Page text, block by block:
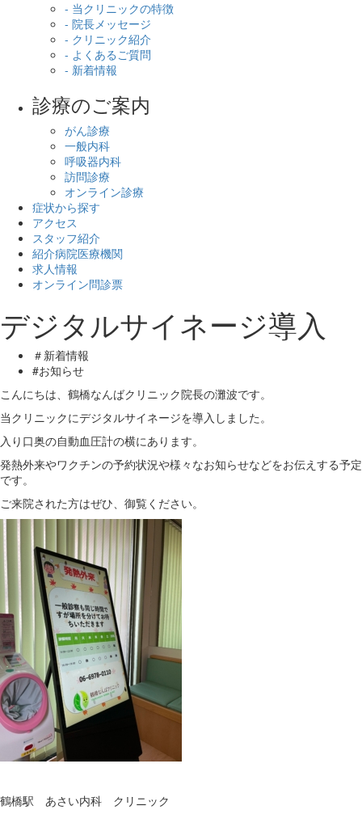
- 当クリニックの特徴
- 院長メッセージ
- クリニック紹介
- よくあるご質問
- 新着情報
診療のご案内
がん診療
一般内科
呼吸器内科
訪問診療
オンライン診療
症状から探す
アクセス
スタッフ紹介
紹介病院医療機関
求人情報
オンライン問診票
デジタルサイネージ導入
＃新着情報
#お知らせ
こんにちは、鶴橋なんばクリニック院長の灘波です。
当クリニックにデジタルサイネージを導入しました。
入り口奥の自動血圧計の横にあります。
発熱外来やワクチンの予約状況や様々なお知らせなどをお伝えする予定
です。
ご来院された方はぜひ、御覧ください。
鶴橋駅 あさい内科 クリニック